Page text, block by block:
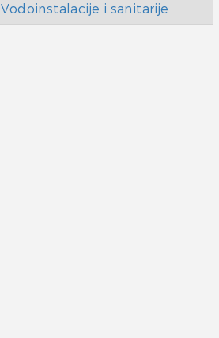
Vodoinstalacije i sanitarije